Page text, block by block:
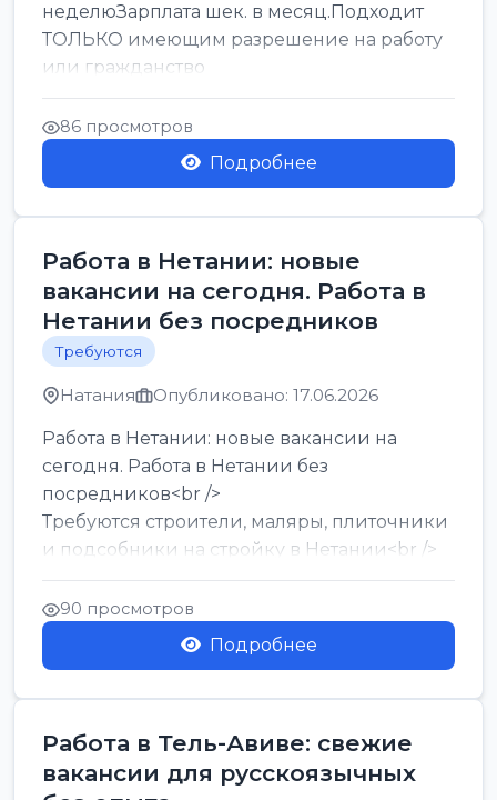
неделюЗарплата шек. в месяц.Подходит
ТОЛЬКО имеющим разрешение на работу
или гражданство
86 просмотров
Подробнее
Работа в Нетании: новые
вакансии на сегодня. Работа в
Нетании без посредников
Требуются
Натания Опубликовано: 17.06.2026
Работа в Нетании: новые вакансии на
сегодня. Работа в Нетании без
посредников<br />
Требуются строители, маляры, плиточники
и подсобники на стройку в Нетании<br />
Срочно требуются горничные, уборщи...
90 просмотров
Подробнее
Работа в Тель-Авиве: свежие
вакансии для русскоязычных